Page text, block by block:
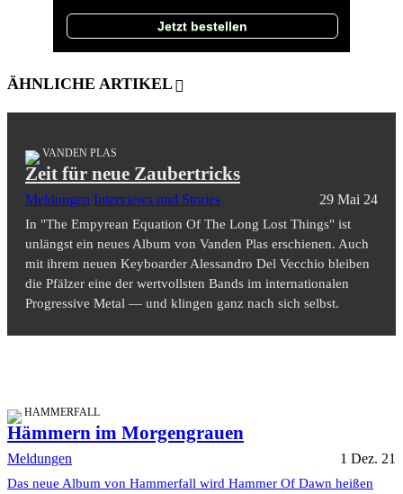
Jetzt bestellen
ÄHNLICHE ARTIKEL
VANDEN PLAS
Zeit für neue Zaubertricks
Meldungen Interviews und Stories 29 Mai 24
In "The Empyrean Equation Of The Long Lost Things" ist
unlängst ein neues Album von Vanden Plas erschienen. Auch
mit ihrem neuen Keyboarder Alessandro Del Vecchio bleiben
die Pfälzer eine der wertvollsten Bands im internationalen
Progressive Metal — und klingen ganz nach sich selbst.
HAMMERFALL
Hämmern im Morgengrauen
Meldungen 1 Dez. 21
Das neue Album von Hammerfall wird Hammer Of Dawn heißen